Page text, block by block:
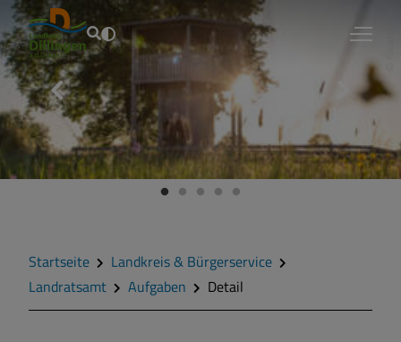
Fouad Vollmer
Startseite
Landkreis & Bürgerservice
Landratsamt
Aufgaben Detail